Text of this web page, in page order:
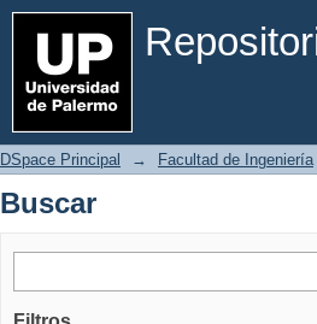
Buscar
DSpace Principal → Facultad de Ingeniería
Buscar